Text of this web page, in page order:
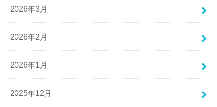
2026年3月
2026年2月
2026年1月
2025年12月